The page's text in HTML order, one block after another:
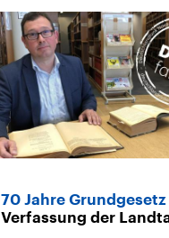
70 Jahre Grundgesetz
Verfassung der